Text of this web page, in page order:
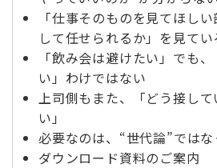
「仕事そのものを見てほし
して任せられるか」を見てい
「飲み会は避けたい」でも
い」わけではない
上司側もまた、「どう接し
い」
必要なのは、“世代論”では
ダウンロード資料のご案内